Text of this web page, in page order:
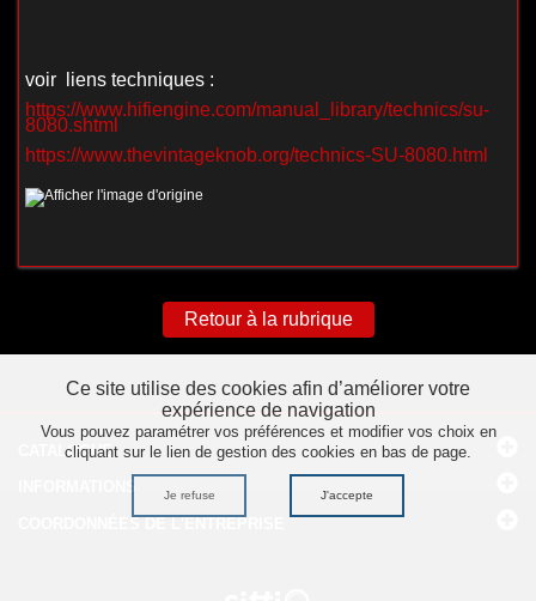
voir liens techniques :
https://www.hifiengine.com/manual_library/technics/su-
8080.shtml
https://www.thevintageknob.org/technics-SU-8080.html
Retour à la rubrique
CATALOGUE
Ce site utilise des cookies afin d’améliorer votre
expérience de navigation
Vous pouvez paramétrer vos préférences et modifier vos choix en
cliquant sur le lien de gestion des cookies en bas de page.
Je refuse J'accepte